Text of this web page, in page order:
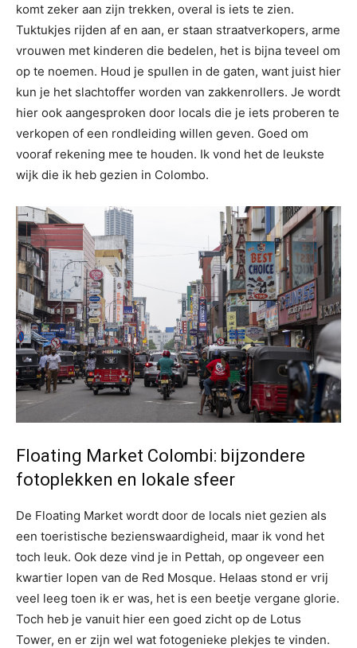
komt zeker aan zijn trekken, overal is iets te zien.
Tuktukjes rijden af en aan, er staan straatverkopers, arme
vrouwen met kinderen die bedelen, het is bijna teveel om
op te noemen. Houd je spullen in de gaten, want juist hier
kun je het slachtoffer worden van zakkenrollers. Je wordt
hier ook aangesproken door locals die je iets proberen te
verkopen of een rondleiding willen geven. Goed om
vooraf rekening mee te houden. Ik vond het de leukste
wijk die ik heb gezien in Colombo.
Floating Market Colombi: bijzondere
fotoplekken en lokale sfeer
De Floating Market wordt door de locals niet gezien als
een toeristische bezienswaardigheid, maar ik vond het
toch leuk. Ook deze vind je in Pettah, op ongeveer een
kwartier lopen van de Red Mosque. Helaas stond er vrij
veel leeg toen ik er was, het is een beetje vergane glorie.
Toch heb je vanuit hier een goed zicht op de Lotus
Tower, en er zijn wel wat fotogenieke plekjes te vinden.